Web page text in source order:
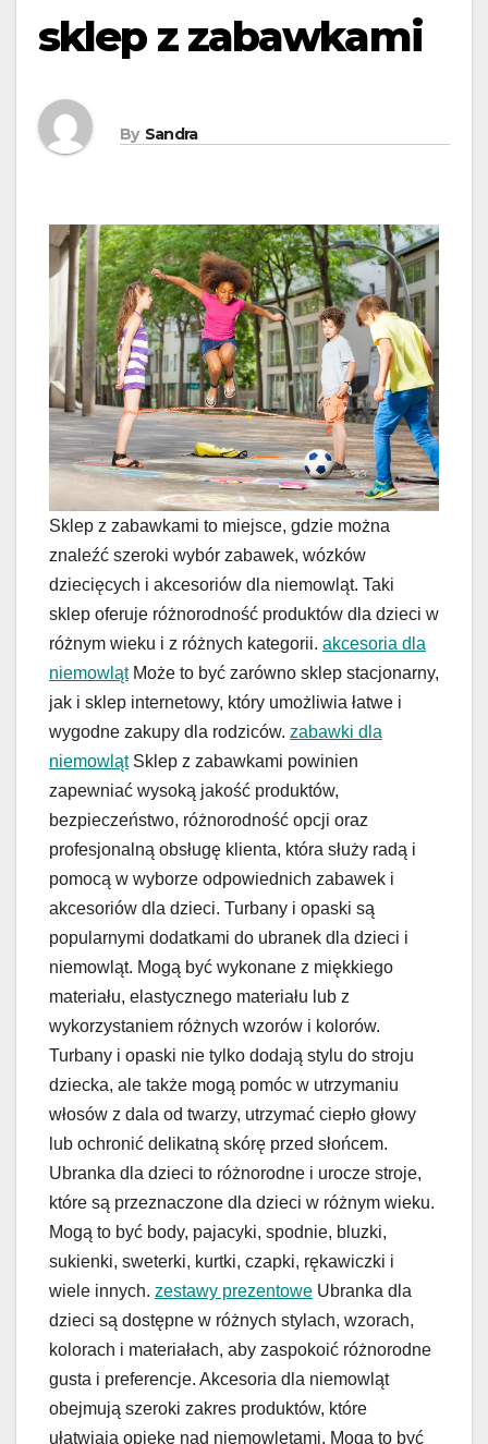
sklep z zabawkami
By Sandra
Sklep z zabawkami to miejsce, gdzie można
znaleźć szeroki wybór zabawek, wózków
dziecięcych i akcesoriów dla niemowląt. Taki
sklep oferuje różnorodność produktów dla dzieci w
różnym wieku i z różnych kategorii. akcesoria dla
niemowlątMoże to być zarówno sklep stacjonarny,
jak i sklep internetowy, który umożliwia łatwe i
wygodne zakupy dla rodziców. zabawki dla
niemowlątSklep z zabawkami powinien
zapewniać wysoką jakość produktów,
bezpieczeństwo, różnorodność opcji oraz
profesjonalną obsługę klienta, która służy radą i
pomocą w wyborze odpowiednich zabawek i
akcesoriów dla dzieci. Turbany i opaski są
popularnymi dodatkami do ubranek dla dzieci i
niemowląt. Mogą być wykonane z miękkiego
materiału, elastycznego materiału lub z
wykorzystaniem różnych wzorów i kolorów.
Turbany i opaski nie tylko dodają stylu do stroju
dziecka, ale także mogą pomóc w utrzymaniu
włosów z dala od twarzy, utrzymać ciepło głowy
lub ochronić delikatną skórę przed słońcem.
Ubranka dla dzieci to różnorodne i urocze stroje,
które są przeznaczone dla dzieci w różnym wieku.
Mogą to być body, pajacyki, spodnie, bluzki,
sukienki, sweterki, kurtki, czapki, rękawiczki i
wiele innych. zestawy prezentowe Ubranka dla
dzieci są dostępne w różnych stylach, wzorach,
kolorach i materiałach, aby zaspokoić różnorodne
gusta i preferencje. Akcesoria dla niemowląt
obejmują szeroki zakres produktów, które
ułatwiają opiekę nad niemowlętami. Mogą to być